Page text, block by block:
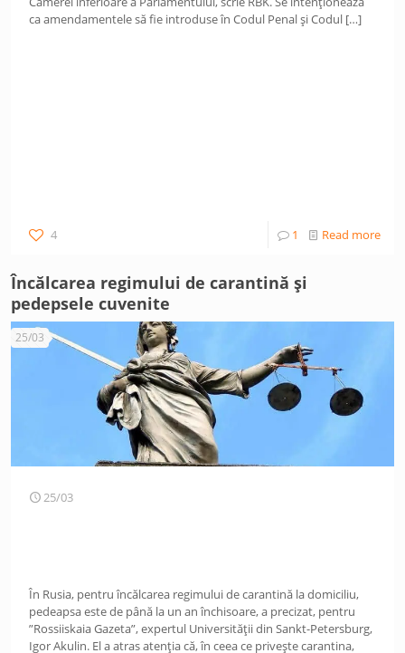
ca amendamentele să fie introduse în Codul Penal și Codul […]
4 1 Read more
Încălcarea regimului de carantină și
pedepsele cuvenite
25/03
25/03
În Rusia, pentru încălcarea regimului de carantină la domiciliu,
pedeapsa este de până la un an închisoare, a precizat, pentru
”Rossiiskaia Gazeta”, expertul Universității din Sankt-Petersburg,
Igor Akulin. El a atras atenția că, în ceea ce privește carantina,